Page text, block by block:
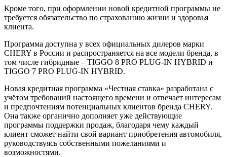
Кроме того, при оформлении новой кредитной программы не
требуется обязательство по страхованию жизни и здоровья
клиента.
Программа доступна у всех официальных дилеров марки
CHERY в России и распространяется на все модели бренда, в
том числе гибридные – TIGGO 8 PRO PLUG-IN HYBRID и
TIGGO 7 PRO PLUG-IN HYBRID.
Новая кредитная программа «Честная ставка» разработана с
учётом требований настоящего времени и отвечает интересам
и предпочтениям потенциальных клиентов бренда CHERY.
Она также органично дополняет уже действующие
программы поддержки продаж, благодаря чему каждый
клиент сможет найти свой вариант приобретения автомобиля,
руководствуясь собственными пожеланиями и
возможностями.